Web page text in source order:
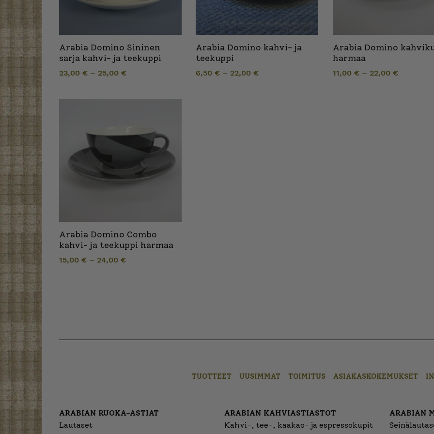
Arabia Domino Sininen
sarja kahvi- ja teekuppi
23,00 € – 25,00 €
Arabia Domino kahvi- ja
teekuppi
6,50€ – 22,00€
Arabia Domino
harmaa
11,00 €– 22,00 €
Arabia Domino Combo
kahvi- ja teekuppi harmaa
15,00 € – 24,00 €
TUOTTEET UUSIMMAT TOIMITUS ASIAKASKOKEMUKSET
ARABIAN RUOKA-ASTIAT
Lautaset
ARABIAN KAHVIASTIASTOT
Kahvi-, tee-, kaakao- ja espressokupit
ARABIAN